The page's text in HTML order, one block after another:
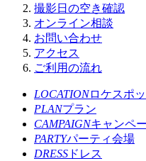
撮影日の空き確認
オンライン相談
お問い合わせ
アクセス
ご利用の流れ
LOCATIONロケスポッ
PLANプラン
CAMPAIGNキャンペ
PARTYパーティ会場
DRESS ドレス